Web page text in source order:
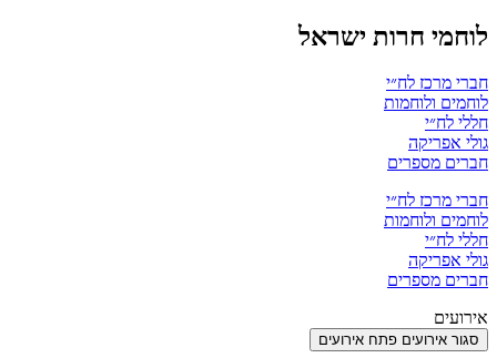
לוחמי חרות ישראל
חברי מרכז לח״י
לוחמים ולוחמות
חללי לח״י
גולי אפריקה
חברים מספרים
חברי מרכז לח״י
לוחמים ולוחמות
חללי לח״י
גולי אפריקה
חברים מספרים
אירועים
סגור אירועים פתח אירועים